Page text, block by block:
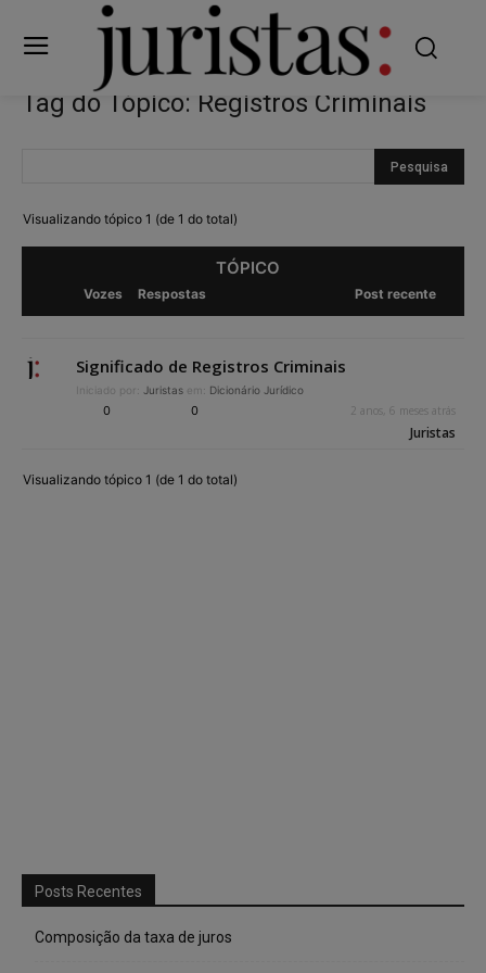
Tag do Tópico: Registros Criminais
Visualizando tópico 1 (de 1 do total)
TÓPICO
Vozes Respostas Post recente
Significado de Registros Criminais
Iniciado por: Juristas em: Dicionário Jurídico
0 0 2 anos, 6 meses atrás
Juristas
Visualizando tópico 1 (de 1 do total)
Posts Recentes
Composição da taxa de juros